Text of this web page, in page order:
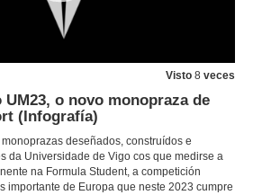
Visto 8 veces
UM23, o novo monopraza de
(Infografía)
deseñados, construídos e
da Universidade de Vigo cos que medirse a
na Formula Student, a competición
importante de Europa que neste 2023 cumpre